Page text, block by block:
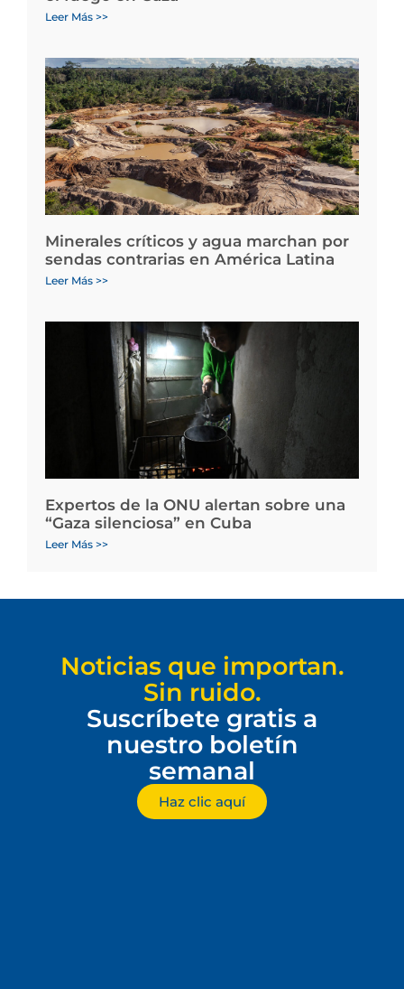
Leer Más >>
Minerales críticos y agua marchan por
sendas contrarias en América Latina
Leer Más >>
Expertos de la ONU alertan sobre una
“Gaza silenciosa” en Cuba
Leer Más >>
Noticias que importan.
Sin ruido.
Suscríbete gratis a
nuestro boletín
semanal
Haz clic aquí